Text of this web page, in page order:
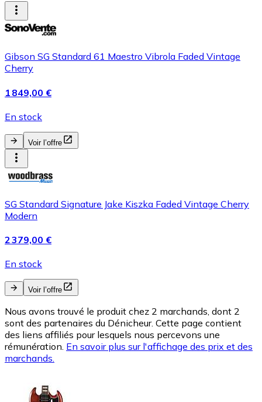
Gibson SG Standard 61 Maestro Vibrola Faded Vintage
Cherry
1 849,00 €
En stock
Voir l’offre
SG Standard Signature Jake Kiszka Faded Vintage Cherry
Modern
2 379,00 €
En stock
Voir l’offre
Nous avons trouvé le produit chez 2 marchands, dont 2
sont des partenaires du Dénicheur. Cette page contient
des liens affiliés pour lesquels nous percevons une
rémunération. En savoir plus sur l'affichage des prix et des
marchands.